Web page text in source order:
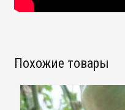
Похожие товары